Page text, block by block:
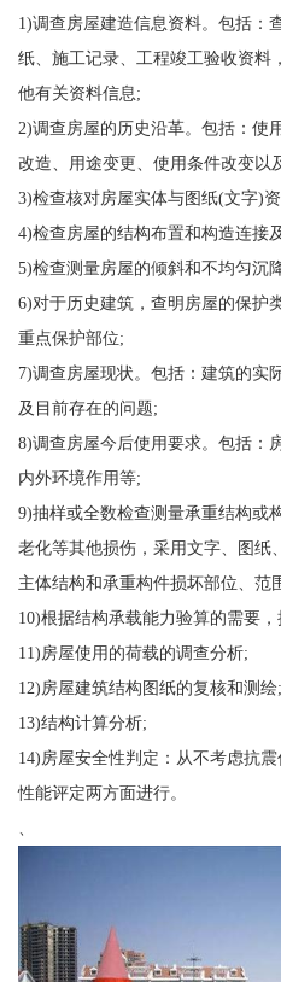
1)调查房屋建造信息资料。包括：
纸、施工记录、工程竣工验收资料
他有关资料信息;
2)调查房屋的历史沿革。包括：使
改造、用途变更、使用条件改变以
3)检查核对房屋实体与图纸(文字)
4)检查房屋的结构布置和构造连接
5)检查测量房屋的倾斜和不均匀沉
6)对于历史建筑，查明房屋的保护
重点保护部位;
7)调查房屋现状。包括：建筑的实
及目前存在的问题;
8)调查房屋今后使用要求。包括：
内外环境作用等;
9)抽样或全数检查测量承重结构或
老化等其他损伤，采用文字、图纸
主体结构和承重构件损坏部位、范
10)根据结构承载能力验算的需要
11)房屋使用的荷载的调查分析;
12)房屋建筑结构图纸的复核和测绘;
13)结构计算分析;
14)房屋安全性判定：从不考虑抗
性能评定两方面进行。
、